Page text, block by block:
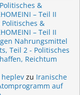
&
– Teil II
Politisches &
– Teil II
Nahrungsmittel
Teil 2 - Politisches
Reichtum
zu Iranische
auf